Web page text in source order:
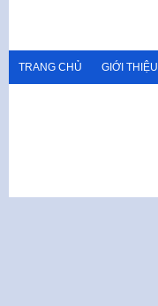
TRANG CHỦ GIỚI THIỆU